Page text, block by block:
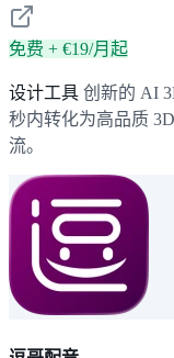
免费 + €19/月起
设计工具 创新的 AI
秒内转化为高品质
流。